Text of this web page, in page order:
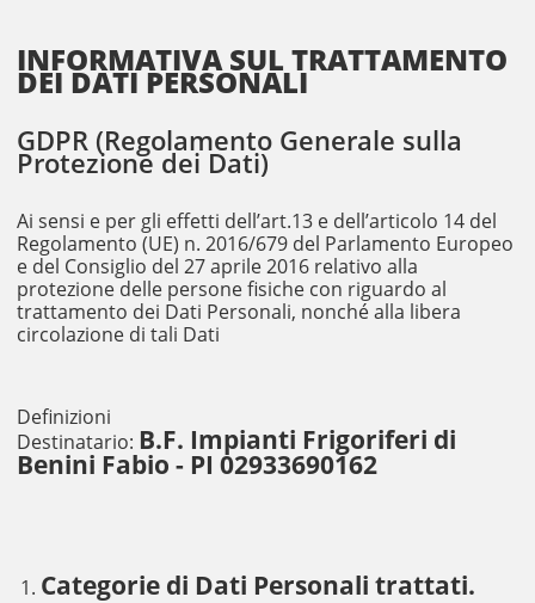
INFORMATIVA SUL TRATTAMENTO
DEI DATI PERSONALI
GDPR (Regolamento Generale sulla
Protezione dei Dati)
Ai sensi e per gli effetti dell’art.13 e dell’articolo 14 del
Regolamento (UE) n. 2016/679 del Parlamento Europeo
e del Consiglio del 27 aprile 2016 relativo alla
protezione delle persone fisiche con riguardo al
trattamento dei Dati Personali, nonché alla libera
circolazione di tali Dati
Definizioni
Destinatario: B.F. Impianti Frigoriferi di
Benini Fabio - PI 02933690162
Categorie di Dati Personali trattati.